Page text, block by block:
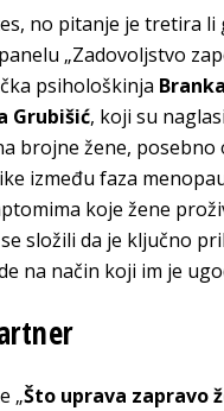
no pitanje je tretira li
„Zadovoljstvo
psihološkinja
Grubišić, koji su
brojne žene,
između faza
koje žene
složili da je ključno
na način koji im je
„Što uprava zapravo